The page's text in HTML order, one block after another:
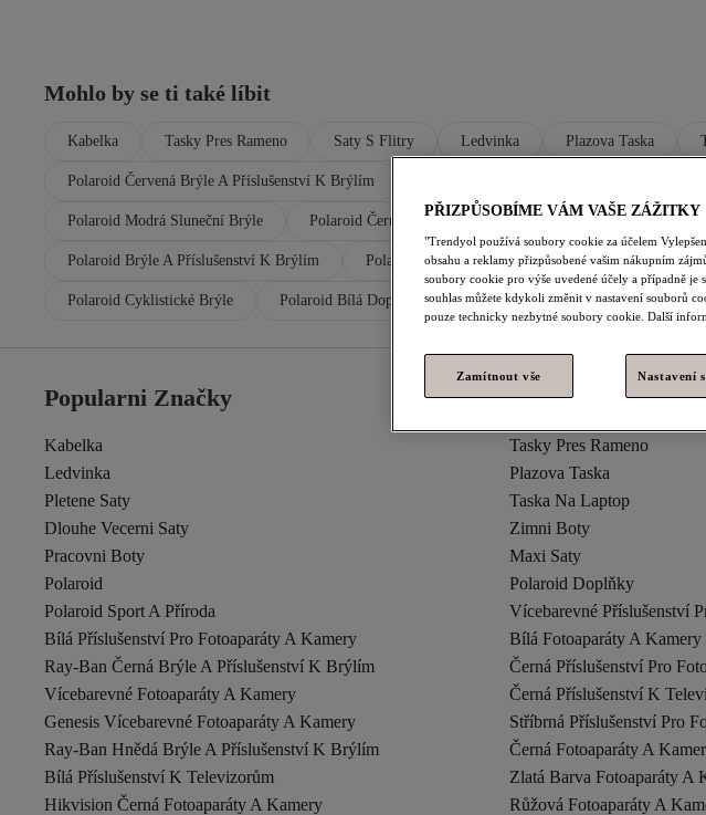
Mohlo by se ti také líbit
Kabelka Tasky Pres Rameno Saty S Flitry Ledvinka Plazova Taska
Polaroid Červená Brýle A Příslušenství K Brýlím
Polaroid Modrá Sluneční Brýle Polaroid Černá Sluneční Brýle Polaroid Modrá Jízdní
Polaroid Brýle A Příslušenství K Brýlím Polaroid Modrá Brýle A Příslušenství K Brýlím
Polaroid Cyklistické Brýle Polaroid Bílá Doplňky Polaroid Sportovní Náčiní
Popularni Značky
Kabelka Tasky Pres Rameno
Ledvinka
Plazova Taska
Pletene Saty
Taska Na Laptop
Dlouhe Vecerni Saty
Zimni Boty
Pracovni Boty
Maxi Saty
Polaroid
Polaroid Doplňky
Polaroid Sport A Příroda
Vícebarevné Příslušenství
Bílá Příslušenství Pro Fotoaparáty A Kamery
Bílá Fotoaparáty A Kamery
Ray-Ban Černá Brýle A Příslušenství K Brýlím
Černá Příslušenství Pro
Vícebarevné Fotoaparáty A Kamery
Černá Příslušenství K
Genesis Vícebarevné Fotoaparáty A Kamery
Stříbrná Příslušenství Pro
Ray-Ban Hnědá Brýle A Příslušenství K Brýlím
Černá Fotoaparáty A
Bílá Příslušenství K Televizorům
Zlatá Barva Fotoaparáty A
Hikvision Černá Fotoaparáty A Kamery
Růžová Fotoaparáty A
PŘIZPŮSOBÍME VÁM VAŠE ZÁŽITKY
"Trendyol používá soubory cookie za účelem
obsahu a reklamy přizpůsobené vašim nákupním
soubory cookie pro výše uvedené účely a případně
souhlas můžete kdykoli změnit v nastavení souborů
pouze technicky nezbytné soubory cookie. Další
Zamítnout vše Nastavení